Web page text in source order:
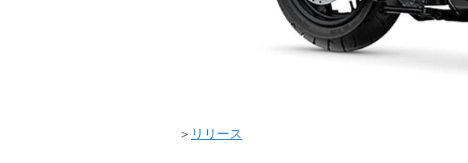
＞ リリース